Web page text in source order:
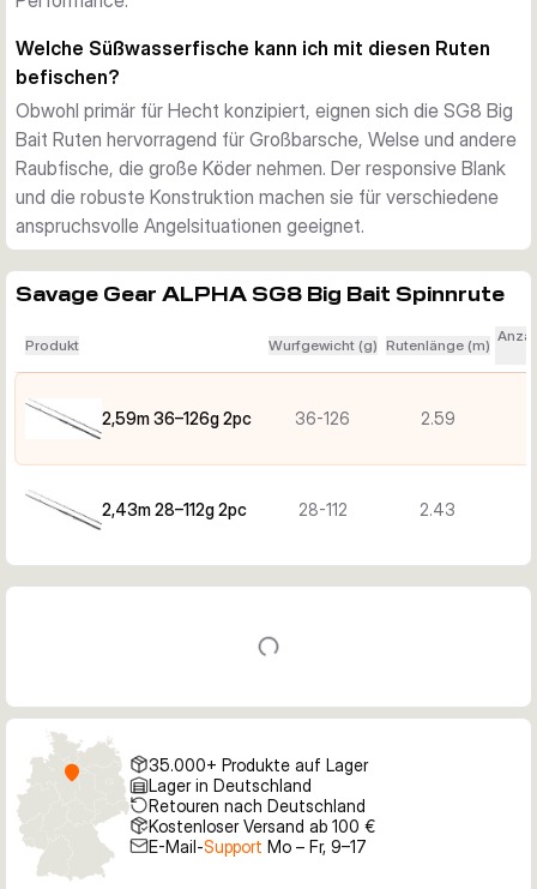
Welche Süßwasserfische kann ich mit diesen Ruten
befischen?
Obwohl primär für Hecht konzipiert, eignen sich die SG8 Big
Bait Ruten hervorragend für Großbarsche, Welse und andere
Raubfische, die große Köder nehmen. Der responsive Blank
und die robuste Konstruktion machen sie für verschiedene
anspruchsvolle Angelsituationen geeignet.
Savage Gear ALPHA SG8 Big Bait Spinnrute
Produkt Wurfgewicht (g) Rutenlänge (m)
2,59m 36–126g 2pc 36-126 2.59
2,43m 28–112g 2pc 28-112 2.43
35.000+ Produkte auf Lager
Lager in Deutschland
Retouren nach Deutschland
Kostenloser Versand ab 100 €
E-Mail-Support Mo – Fr, 9–17